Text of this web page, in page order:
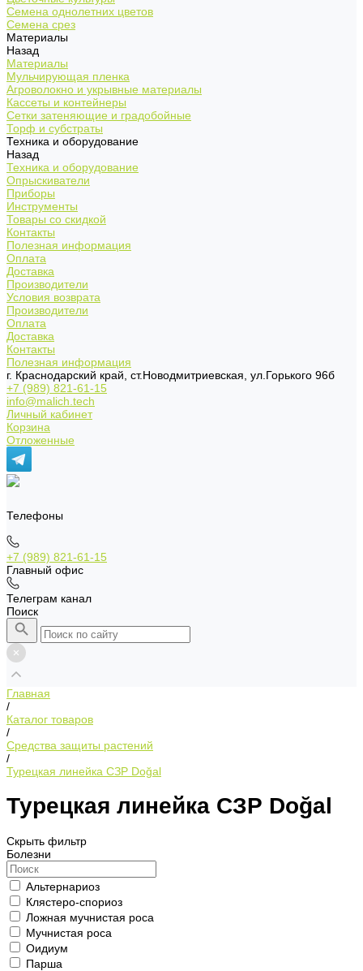
Семена однолетних цветов
Семена срез
Материалы
Назад
Материалы
Мульчирующая пленка
Агроволокно и укрывные материалы
Кассеты и контейнеры
Сетки затеняющие и градобойные
Торф и субстраты
Техника и оборудование
Назад
Техника и оборудование
Опрыскиватели
Приборы
Инструменты
Товары со скидкой
Контакты
Полезная информация
Оплата
Доставка
Производители
Условия возврата
Производители
Оплата
Доставка
Контакты
Полезная информация
г. Краснодарский край, ст.Новодмитриевская, ул.Горького 96б
+7 (989) 821-61-15
info@malich.tech
Личный кабинет
Корзина
Отложенные
Телефоны
+7 (989) 821-61-15
Главный офис
Телеграм канал
Поиск
Главная
/
Каталог товаров
/
Средства защиты растений
/
Турецкая линейка СЗР Doğal
Турецкая линейка СЗР Doğal
Скрыть фильтр
Болезни
Альтернариоз
Клястеро-спориоз
Ложная мучнистая роса
Мучнистая роса
Оидиум
Парша